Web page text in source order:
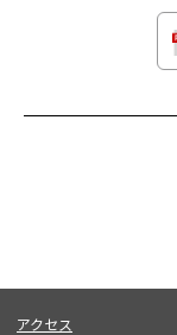
アクセス